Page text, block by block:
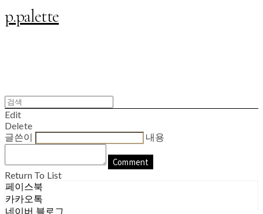
p.palette
Edit
Delete
글쓴이
내용
Comment
Return To List
페이스북
카카오톡
네이버 블로그